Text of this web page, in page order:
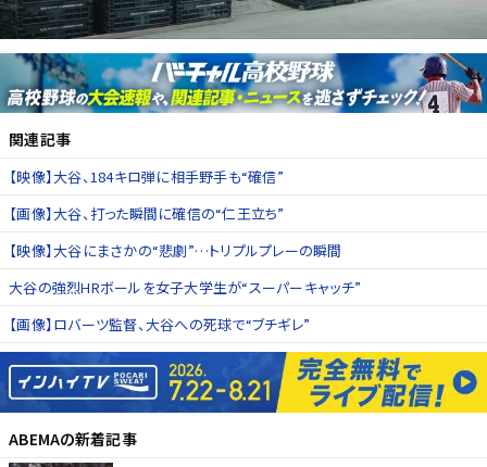
関連記事
【映像】大谷、184キロ弾に相手野手も“確信”
【画像】大谷、打った瞬間に確信の“仁王立ち”
【映像】大谷にまさかの“悲劇”…トリプルプレーの瞬間
大谷の強烈HRボールを女子大学生が“スーパーキャッチ”
【画像】ロバーツ監督、大谷への死球で“ブチギレ”
ABEMAの新着記事